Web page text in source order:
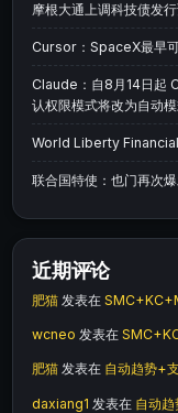
摩根大通上调科技债发
Cursor：SpaceX最早
Claude：自8月14日起
认权限模式将改为自动
World Liberty Financial
联合国特使：也门再次
近期评论
肥猫 发表在
wcneo 发表在
肥猫 发表在 自动趋势+
daxiang1 发表在 自动